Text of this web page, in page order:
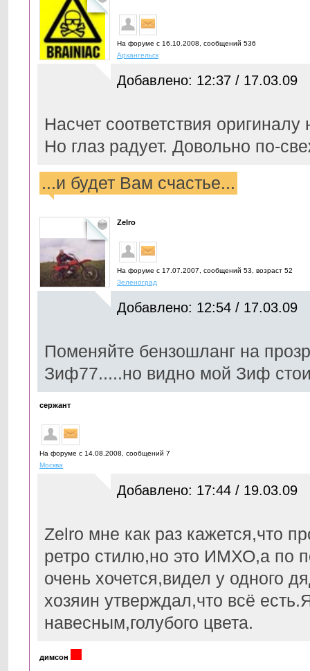
На форуме с 16.10.2008, cообщений 536
Архангельск
Добавлено: 12:37 / 17.03.09
Насчет соответствия оригиналу
Но глаз радует. Довольно по-
...и будет Вам счастье...
Zelro
На форуме с 17.07.2007, cообщений 53, возраст 52
Зеленоград
Добавлено: 12:54 / 17.03.09
Поменяйте бензошланг на
Зиф77.....но видно мой Зиф
сержант
На форуме с 14.08.2008, cообщений 7
Москва
Добавлено: 17:44 / 19.03.09
Zelro мне как раз кажется,что
ретро стилю,но это ИМХО,а по
очень хочется,видел у одного
хозяин утверждал,что всё
навесным,голубого цвета.
димсон